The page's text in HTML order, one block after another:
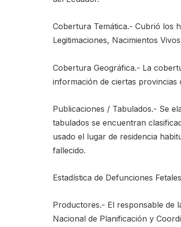
Cobertura Temática.- Cubrió los
Legitimaciones, Nacimientos
Cobertura Geográfica.- La
información de ciertas provincias
Publicaciones / Tabulados.- Se
tabulados se encuentran
usado el lugar de residencia
fallecido.
Estadística de Defunciones
Productores.- El responsable de
Nacional de Planificación y